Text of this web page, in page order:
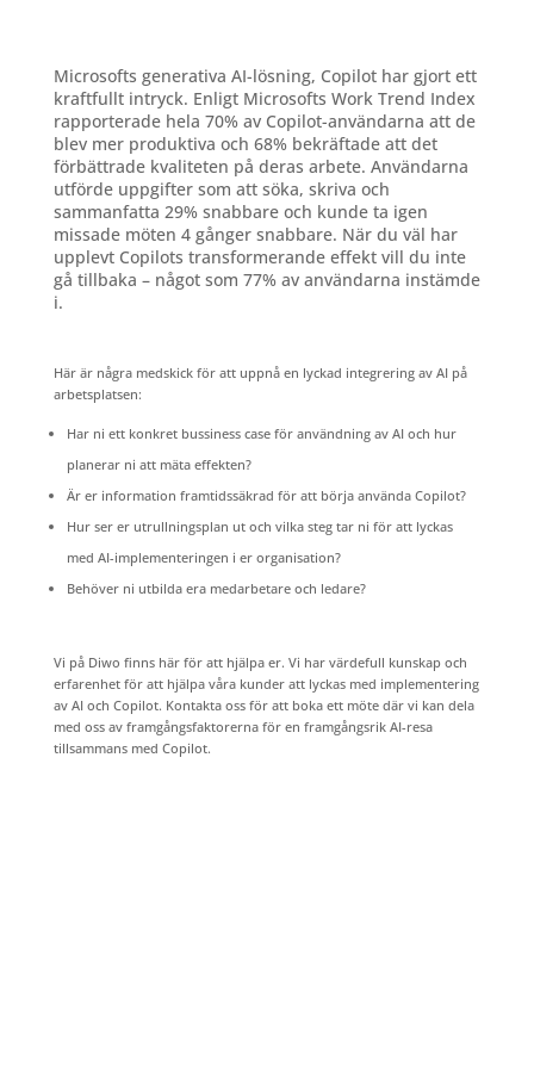
Microsofts generativa AI-lösning, Copilot har gjort ett
kraftfullt intryck. Enligt Microsofts Work Trend Index
rapporterade hela 70% av Copilot-användarna att de
blev mer produktiva och 68% bekräftade att det
förbättrade kvaliteten på deras arbete. Användarna
utförde uppgifter som att söka, skriva och
sammanfatta 29% snabbare och kunde ta igen
missade möten 4 gånger snabbare. När du väl har
upplevt Copilots transformerande effekt vill du inte
gå tillbaka – något som 77% av användarna instämde
i.
Här är några medskick för att uppnå en lyckad integrering av AI på
arbetsplatsen:
Har ni ett konkret bussiness case för användning av AI och hur
planerar ni att mäta effekten?
Är er information framtidssäkrad för att börja använda Copilot?
Hur ser er utrullningsplan ut och vilka steg tar ni för att lyckas
med AI-implementeringen i er organisation?
Behöver ni utbilda era medarbetare och ledare?
Vi på Diwo finns här för att hjälpa er. Vi har värdefull kunskap och
erfarenhet för att hjälpa våra kunder att lyckas med implementering
av AI och Copilot. Kontakta oss för att boka ett möte där vi kan dela
med oss av framgångsfaktorerna för en framgångsrik AI-resa
tillsammans med Copilot.